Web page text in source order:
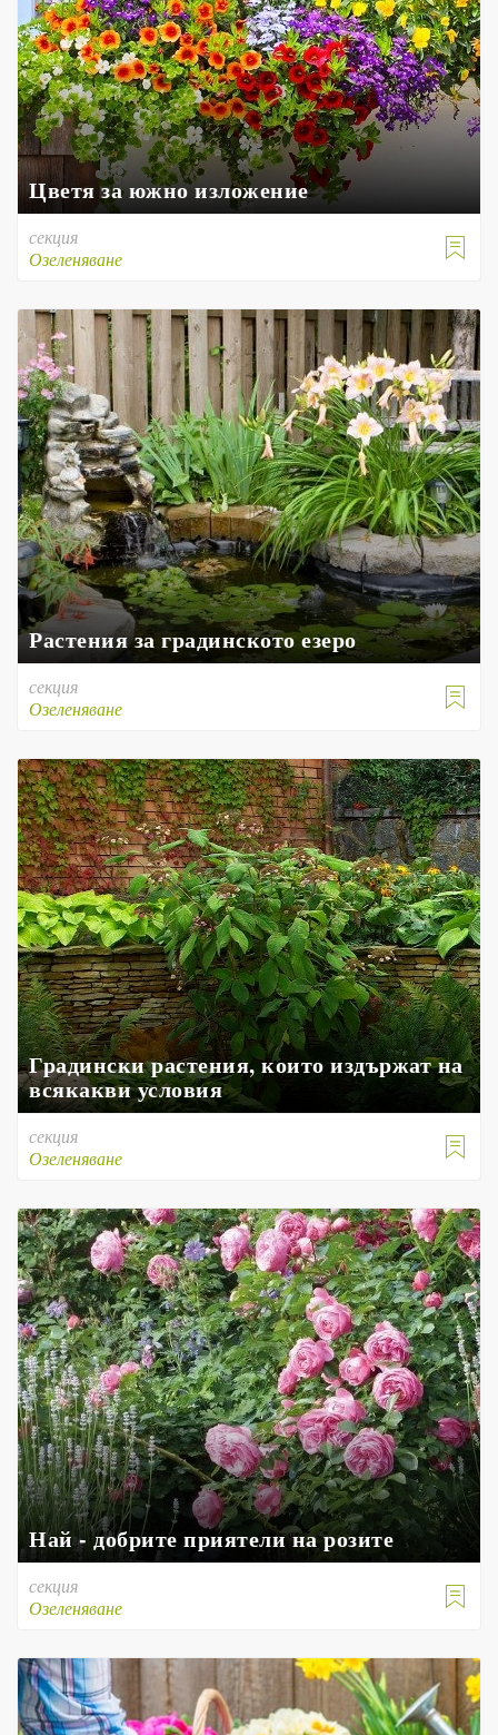
Цветя за южно изложение

секция
Озеленяване
Растения за градинското езеро

секция
Озеленяване
Градински растения, които издържат на
всякакви условия

секция
Озеленяване
Най - добрите приятели на розите

секция
Озеленяване